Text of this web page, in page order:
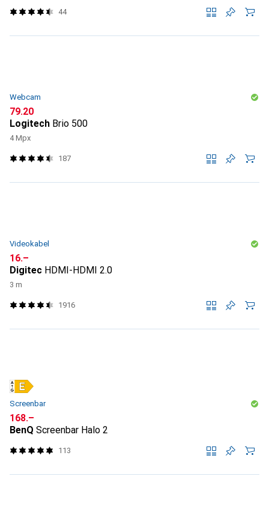
44
Webcam
CHF
79.20
Logitech Brio 500
4 Mpx
187
Videokabel
CHF
16.–
Digitec HDMI-HDMI 2.0
3 m
1916
Screenbar
CHF
168.–
BenQ Screenbar Halo 2
113